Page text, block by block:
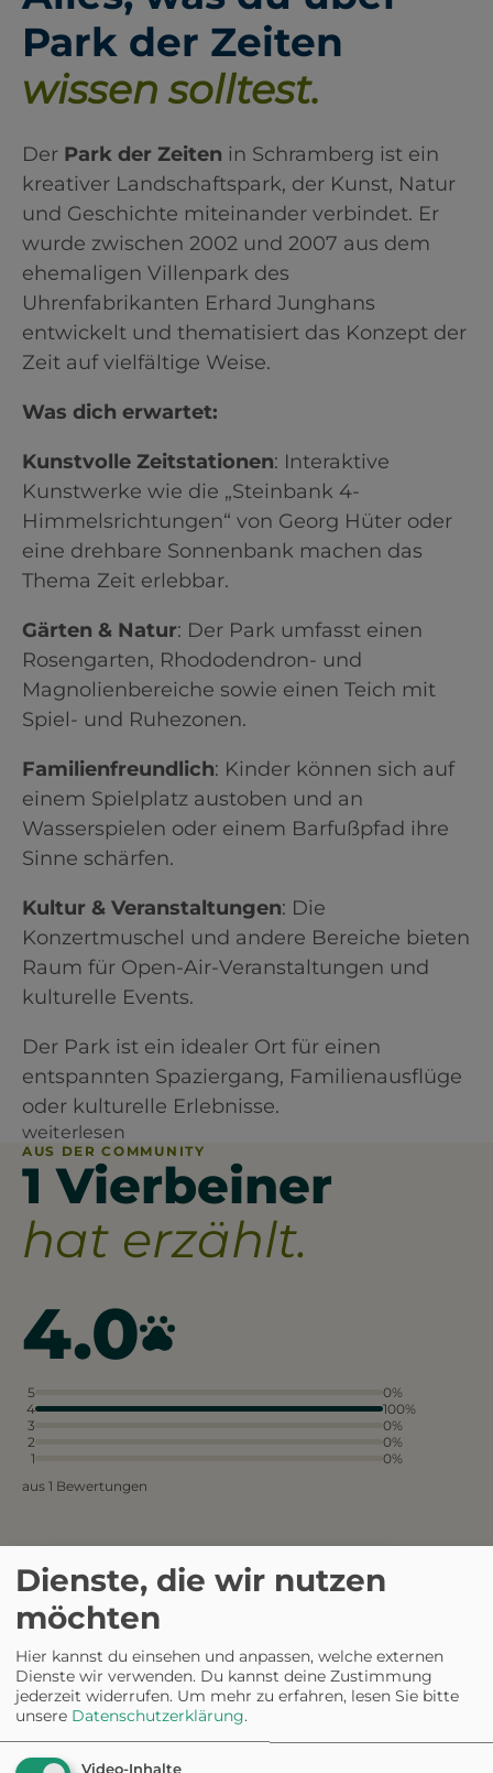
Park der Zeiten
wissen solltest.
Der Park der Zeiten in Schramberg ist ein
kreativer Landschaftspark, der Kunst, Natur
und Geschichte miteinander verbindet. Er
wurde zwischen 2002 und 2007 aus dem
ehemaligen Villenpark des
Uhrenfabrikanten Erhard Junghans
entwickelt und thematisiert das Konzept der
Zeit auf vielfältige Weise.​
Was dich erwartet:
Kunstvolle Zeitstationen: Interaktive
Kunstwerke wie die „Steinbank 4-
Himmelsrichtungen“ von Georg Hüter oder
eine drehbare Sonnenbank machen das
Thema Zeit erlebbar.​
Gärten & Natur: Der Park umfasst einen
Rosengarten, Rhododendron- und
Magnolienbereiche sowie einen Teich mit
Spiel- und Ruhezonen.​
Familienfreundlich: Kinder können sich auf
einem Spielplatz austoben und an
Wasserspielen oder einem Barfußpfad ihre
Sinne schärfen.​
Kultur & Veranstaltungen: Die
Konzertmuschel und andere Bereiche bieten
Raum für Open-Air-Veranstaltungen und
kulturelle Events.​
Der Park ist ein idealer Ort für einen
entspannten Spaziergang, Familienausflüge
oder kulturelle Erlebnisse.
weiterlesen
AUS DER COMMUNITY
1 Vierbeiner
hat erzählt.
4.0
5
0%
4
100%
3
0%
2
0%
1
0%
aus 1 Bewertungen
Die weitläufigen Grünflächen im
Park sind ideal für ausgedehnte
Spaziergänge mit dem Hund.
Die Müllentsorgung könnte
besser organisiert sein, da
manchmal Abfälle herumliegen.
Dienste, die wir nutzen
möchten
Hier kannst du einsehen und anpassen, welche externen
Dienste wir verwenden. Du kannst deine Zustimmung
jederzeit widerrufen. Um mehr zu erfahren, lesen Sie bitte
unsere Datenschutzerklärung.
Video-Inhalte